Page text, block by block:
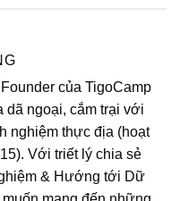
của TigoCamp
dã ngoại, cắm trại với
nghiệm thực địa (hoạt
Với triết lý chia sẻ
& Hướng tới Dữ